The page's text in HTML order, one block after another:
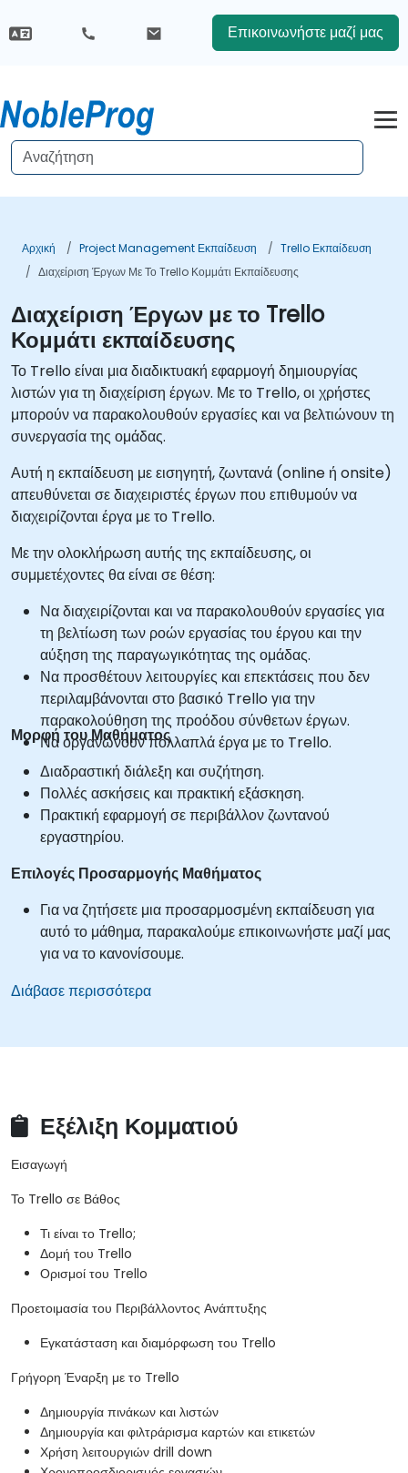
Επικοινωνήστε μαζί μας
Αρχική Project Management Εκπαίδευση
Trello Εκπαίδευση
Διαχείριση Έργων Με Το Trello Κομμάτι Εκπαίδευσης
Διαχείριση Έργων με το Trello
Κομμάτι εκπαίδευσης
Το Trello είναι μια διαδικτυακή εφαρμογή δημιουργίας
λιστών για τη διαχείριση έργων. Με το Trello, οι χρήστες
μπορούν να παρακολουθούν εργασίες και να βελτιώνουν τη
συνεργασία της ομάδας.
Αυτή η εκπαίδευση με εισηγητή, ζωντανά (online ή onsite)
απευθύνεται σε διαχειριστές έργων που επιθυμούν να
διαχειρίζονται έργα με το Trello.
Με την ολοκλήρωση αυτής της εκπαίδευσης, οι
συμμετέχοντες θα είναι σε θέση:
Να διαχειρίζονται και να παρακολουθούν εργασίες για
τη βελτίωση των ροών εργασίας του έργου και την
αύξηση της παραγωγικότητας της ομάδας.
Να προσθέτουν λειτουργίες και επεκτάσεις που δεν
περιλαμβάνονται στο βασικό Trello για την
παρακολούθηση της προόδου σύνθετων έργων.
Να οργανώνουν πολλαπλά έργα με το Trello.
Μορφή του Μαθήματος
Διαδραστική διάλεξη και συζήτηση.
Πολλές ασκήσεις και πρακτική εξάσκηση.
Πρακτική εφαρμογή σε περιβάλλον ζωντανού
εργαστηρίου.
Επιλογές Προσαρμογής Μαθήματος
Για να ζητήσετε μια προσαρμοσμένη εκπαίδευση για
αυτό το μάθημα, παρακαλούμε επικοινωνήστε μαζί μας
για να το κανονίσουμε.
Διάβασε περισσότερα
Εξέλιξη Κομματιού
Εισαγωγή
Το Trello σε Βάθος
Τι είναι το Trello;
Δομή του Trello
Ορισμοί του Trello
Προετοιμασία του Περιβάλλοντος Ανάπτυξης
Εγκατάσταση και διαμόρφωση του Trello
Γρήγορη Έναρξη με το Trello
Δημιουργία πινάκων και λιστών
Δημιουργία και φιλτράρισμα καρτών και ετικετών
Χρήση λειτουργιών drill down